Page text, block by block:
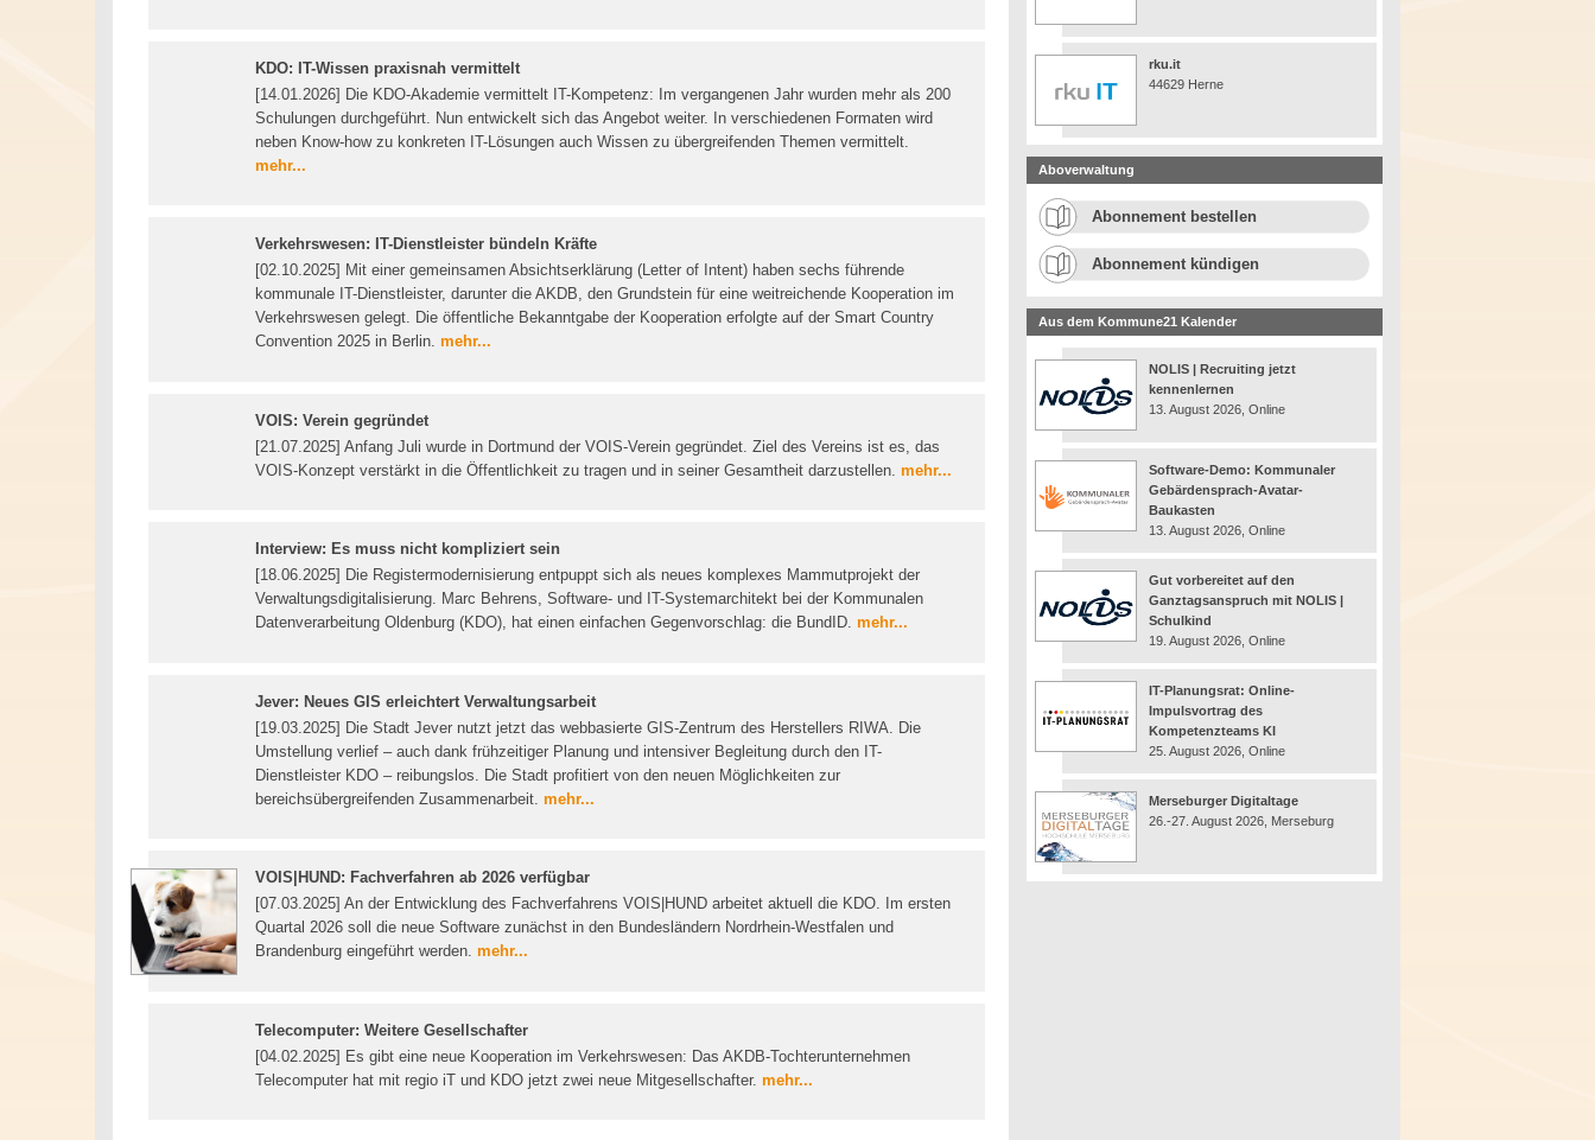
KDO: IT-Wissen praxisnah vermittelt
[14.01.2026] Die KDO-Akademie vermittelt IT-Kompetenz: Im vergangenen Jahr wurden mehr als 200
Schulungen durchgeführt. Nun entwickelt sich das Angebot weiter. In verschiedenen Formaten wird
neben Know-how zu konkreten IT-Lösungen auch Wissen zu übergreifenden Themen vermittelt.
mehr...
Verkehrswesen: IT-Dienstleister bündeln Kräfte
[02.10.2025] Mit einer gemeinsamen Absichtserklärung (Letter of Intent) haben sechs führende
kommunale IT-Dienstleister, darunter die AKDB, den Grundstein für eine weitreichende Kooperation im
Verkehrswesen gelegt. Die öffentliche Bekanntgabe der Kooperation erfolgte auf der Smart Country
Convention 2025 in Berlin. mehr...
VOIS: Verein gegründet
[21.07.2025] Anfang Juli wurde in Dortmund der VOIS-Verein gegründet. Ziel des Vereins ist es, das
VOIS-Konzept verstärkt in die Öffentlichkeit zu tragen und in seiner Gesamtheit darzustellen. mehr...
Interview: Es muss nicht kompliziert sein
[18.06.2025] Die Registermodernisierung entpuppt sich als neues komplexes Mammutprojekt der
Verwaltungsdigitalisierung. Marc Behrens, Software- und IT-Systemarchitekt bei der Kommunalen
Datenverarbeitung Oldenburg (KDO), hat einen einfachen Gegenvorschlag: die BundID. mehr...
Jever: Neues GIS erleichtert Verwaltungsarbeit
[19.03.2025] Die Stadt Jever nutzt jetzt das webbasierte GIS-Zentrum des Herstellers RIWA. Die
Umstellung verlief – auch dank frühzeitiger Planung und intensiver Begleitung durch den IT-
Dienstleister KDO – reibungslos. Die Stadt profitiert von den neuen Möglichkeiten zur
bereichsübergreifenden Zusammenarbeit. mehr...
VOIS|HUND: Fachverfahren ab 2026 verfügbar
[07.03.2025] An der Entwicklung des Fachverfahrens VOIS|HUND arbeitet aktuell die KDO. Im ersten
Quartal 2026 soll die neue Software zunächst in den Bundesländern Nordrhein-Westfalen und
Brandenburg eingeführt werden. mehr...
Telecomputer: Weitere Gesellschafter
[04.02.2025] Es gibt eine neue Kooperation im Verkehrswesen: Das AKDB-Tochterunternehmen
Telecomputer hat mit regio iT und KDO jetzt zwei neue Mitgesellschafter. mehr...
rku.it
44629 Herne
Aboverwaltung
Abonnement bestellen
Abonnement kündigen
Aus dem Kommune21 Kalender
NOLIS | Recruiting jetzt
kennenlernen
13. August 2026, Online
Software-Demo: Kommunaler
Gebärdensprach-Avatar-
Baukasten
13. August 2026, Online
Gut vorbereitet auf den
Ganztagsanspruch mit NOLIS |
Schulkind
19. August 2026, Online
IT-Planungsrat: Online-
Impulsvortrag des
Kompetenzteams KI
25. August 2026, Online
Merseburger Digitaltage
26.-27. August 2026, Merseburg